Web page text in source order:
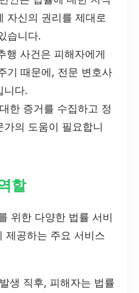
자신의 권리를 제대로
습니다.
행 사건은 피해자에게
기 때문에, 전문 변호사
니다.
한 증거를 수집하고 정
의 도움이 필요합니
할
위한 다양한 법률 서비
제공하는 주요 서비스
생 직후, 피해자는 법률